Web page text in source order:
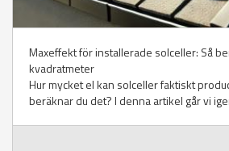
Maxeffekt för installerade solceller: Så
kvadratmeter
Hur mycket el kan solceller faktiskt
beräknar du det? I denna artikel går vi